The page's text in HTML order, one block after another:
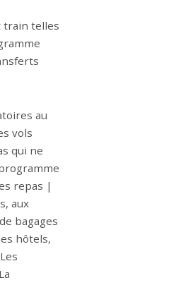
train telles
au
vols
qui ne
repas |
aux
bagages
hôtels,